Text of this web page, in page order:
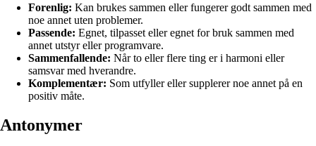
Forenlig: Kan brukes sammen eller fungerer godt sammen med
noe annet uten problemer.
Passende: Egnet, tilpasset eller egnet for bruk sammen med
annet utstyr eller programvare.
Sammenfallende: Når to eller flere ting er i harmoni eller
samsvar med hverandre.
Komplementær: Som utfyller eller supplerer noe annet på en
positiv måte.
Antonymer